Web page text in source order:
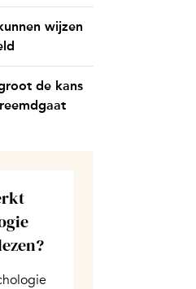
wijzen
de kans